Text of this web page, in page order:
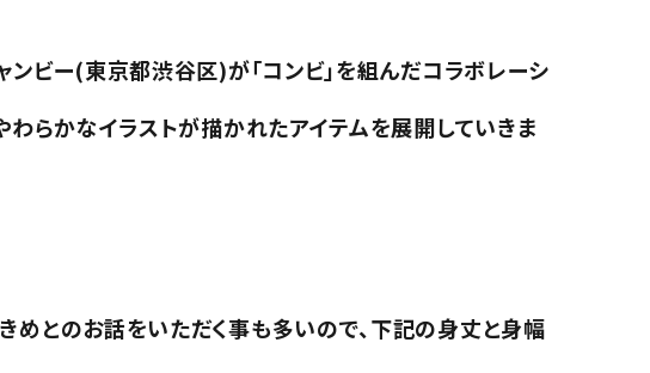
ンビー(東京都渋谷区)が「コンビ」を組んだコラボレーシ
わらかなイラストが描かれたアイテムを展開していきま
めとのお話をいただく事も多いので、下記の身丈と身幅